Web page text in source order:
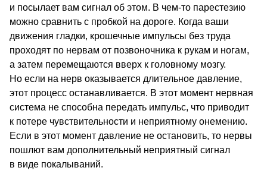
и посылает вам сигнал об этом. В чем-то парестезию
можно сравнить с пробкой на дороге. Когда ваши
движения гладки, крошечные импульсы без труда
проходят по нервам от позвоночника к рукам и ногам,
а затем перемещаются вверх к головному мозгу.
Но если на нерв оказывается длительное давление,
этот процесс останавливается. В этот момент нервная
система не способна передать импульс, что приводит
к потере чувствительности и неприятному онемению.
Если в этот момент давление не остановить, то нервы
пошлют вам дополнительный неприятный сигнал
в виде покалываний.